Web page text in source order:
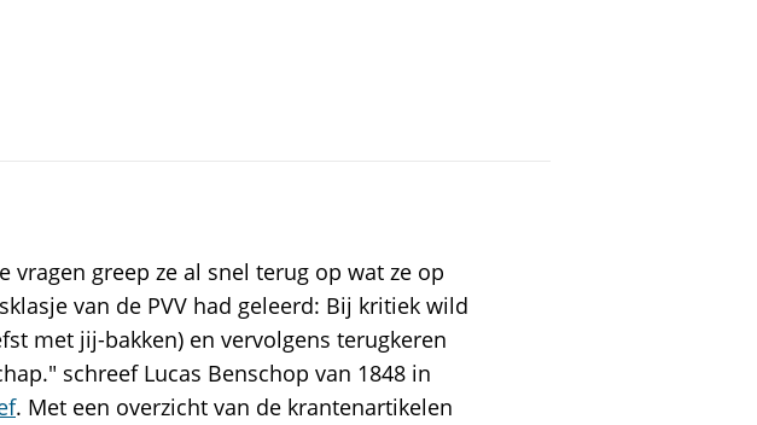
vragen greep ze al snel terug op wat ze op
van de PVV had geleerd: Bij kritiek wild
met jij-bakken) en vervolgens terugkeren
schreef Lucas Benschop van 1848 in
. Met een overzicht van de krantenartikelen